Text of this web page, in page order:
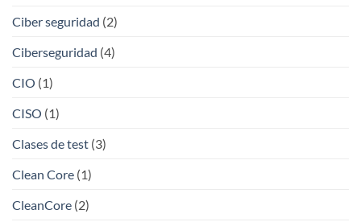
Ciber seguridad (2)
Ciberseguridad (4)
CIO (1)
CISO (1)
Clases de test (3)
Clean Core (1)
CleanCore (2)